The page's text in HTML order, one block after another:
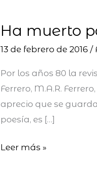
Ha muerto
13 de febrero de 2016/
Por los años 80 la
Ferrero, M.A.R.
aprecio que se
poesía, es […]
para
seguir
Leer más »